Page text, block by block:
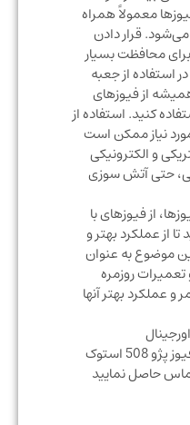
همراه
قرار دادن
بسیار
از جعبه
از فیوزهای
استفاده از
نیاز ممکن است
آتش سوزی
فیوزهای با
بهتر و
به عنوان
روزمره
بهتر آنها
برای سفارش و خرید جعبه فیوز پژو 508 استوک
نمایید